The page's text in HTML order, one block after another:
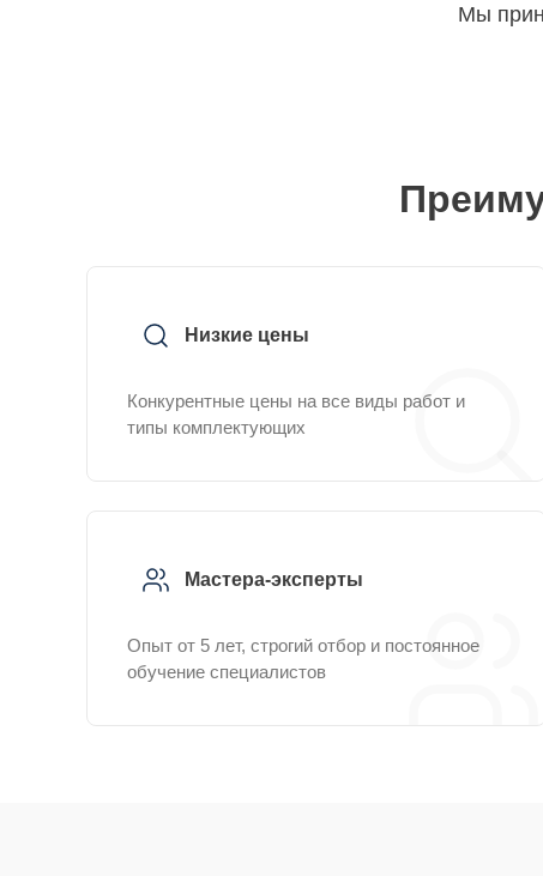
Мы
Низкие цены
Конкурентные цены на все виды работ и
типы комплектующих
Мастера-эксперты
Опыт от 5 лет, строгий отбор и постоянное
обучение специалистов